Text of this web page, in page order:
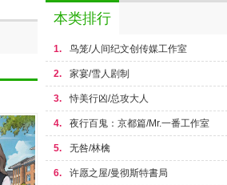
本类排行
1. 鸟笼/人间纪文创传媒工作室
2. 家宴/雪人剧制
3. 恃美行凶/总攻大人
4. 夜行百鬼：京都篇/Mr.一番工作室
5. 无咎/林檎
6. 许愿之屋/曼彻斯特書局